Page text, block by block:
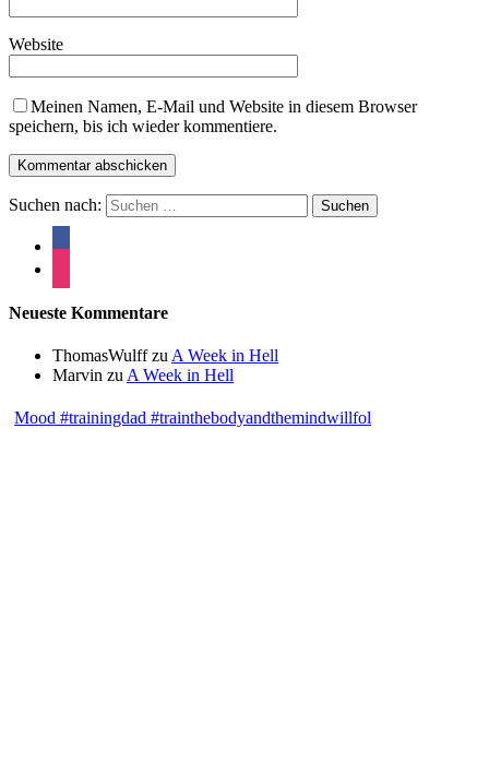
Website
Meinen Namen, E-Mail und Website in diesem Browser
speichern, bis ich wieder kommentiere.
Suchen nach:
Neueste Kommentare
ThomasWulffzu A Week in Hell
Marvin zu A Week in Hell
Mood #trainingdad #trainthebodyandthemindwillfol